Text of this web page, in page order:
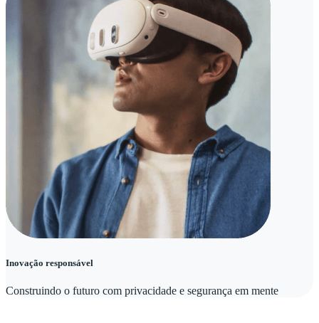
Inovação responsável
Construindo o futuro com privacidade e segurança em mente